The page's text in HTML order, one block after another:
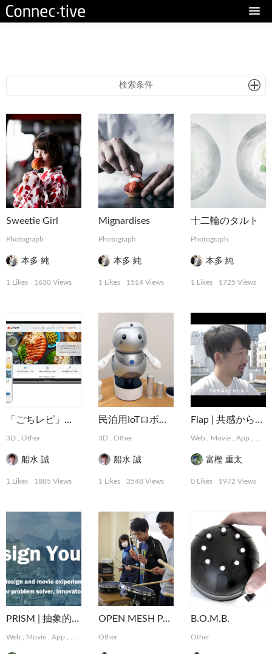
検索条件
Sweetie Girl
Photograph
本多 純
1 Likes 1630 Views
Mignardises
Photograph
本多 純
1 Likes 1514 Views
十二輪のタルト
Photograph
本多 純
1 Likes 1725 Views
「ごちレピ」ウェブサイトリニューアル
3D Other
船水 誠
1 Likes 1885 Views
民泊用IoTロボット「PAKKUN」
3D ,Other
船水 誠
1 Likes 2548 Views
Flap | 共感から始まるデザインパートナーシップサービス
Web Movie ,App
富樫 重太
0 Likes 1972 Views
PRISM | 抽象的な難題に取り組むデザインコレクティブ
Web Movie App ,MotionGraphics Logo, Card,Photograph
OPEN MESH PAD
Other
B.O.M.B.
Other